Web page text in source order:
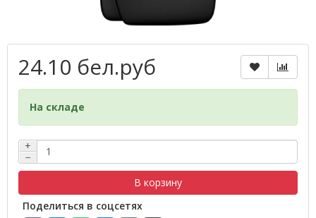
24.10 бел.руб
На складе
+
−
В корзину
Поделиться в соцсетях